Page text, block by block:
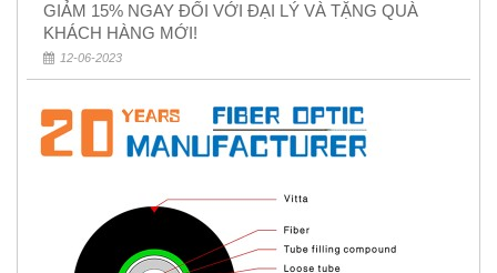
GIẢM 15% NGAY ĐỐI VỚI ĐẠI LÝ VÀ TẶNG QUÀ
KHÁCH HÀNG MỚI!
12-06-2023